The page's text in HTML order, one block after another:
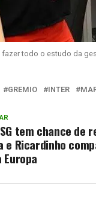
fazer todo o estudo da
GREMIO INTER
tem chance de
e Ricardinho